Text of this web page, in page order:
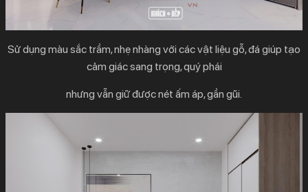
Sử dụng màu sắc trầm, nhẹ nhàng với các vật liệu gỗ, đá giúp tạo
cảm giác sang trọng, quý phái
nhưng vẫn giữ được nét ấm áp, gần gũi.